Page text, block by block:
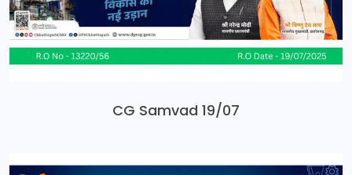
CG Samvad 19/07